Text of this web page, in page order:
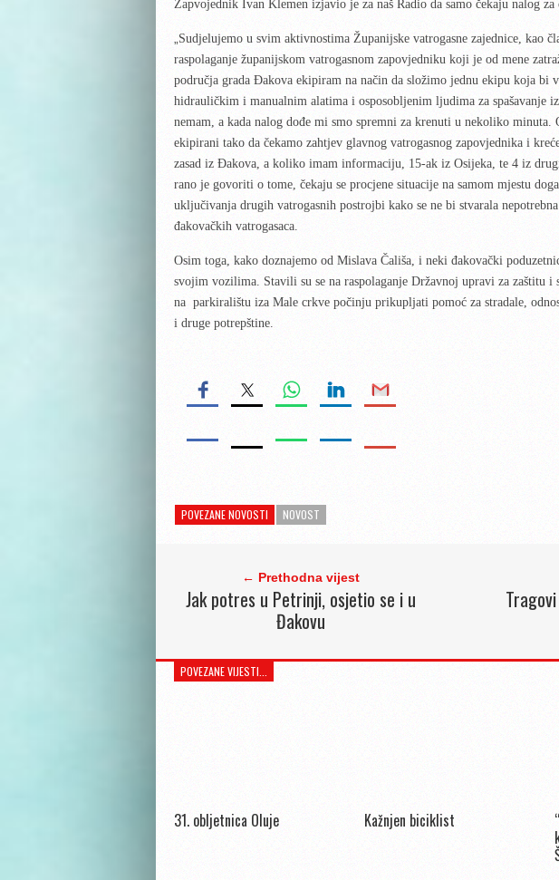
Zapvojednik Ivan Klemen izjavio je za naš Radio da samo čekaju nalog za
Sudjelujemo u svim aktivnostima Županijske vatrogasne zajednice, kao
raspolaganje županijskom vatrogasnom zapovjedniku koji je od mene
područja grada Đakova ekipiram na način da složimo jednu ekipu koja bi
hidrauličkim i manualnim alatima i osposobljenim ljudima za spašavanje
nemam, a kada nalog dođe mi smo spremni za krenuti u nekoliko minuta.
ekipirani tako da čekamo zahtjev glavnog vatrogasnog zapovjednika i
zasad iz Đakova, a koliko imam informaciju, 15-ak iz Osijeka, te 4 iz
rano je govoriti o tome, čekaju se procjene situacije na samom mjestu
uključivanja drugih vatrogasnih postrojbi kako se ne bi stvarala
đakovačkih vatrogasaca.
Osim toga, kako doznajemo od Mislava Čališa, i neki đakovački
svojim vozilima. Stavili su se na raspolaganje Državnoj upravi za zaštitu i
na parkiralištu iza Male crkve počinju prikupljati pomoć za stradale,
i druge potrepštine.
POVEZANE NOVOSTI NOVOST
← Prethodna vijest
Jak potres u Petrinji, osjetio se i u
Đakovu
POVEZANE VIJESTI...
31. obljetnica Oluje Kažnjen biciklist